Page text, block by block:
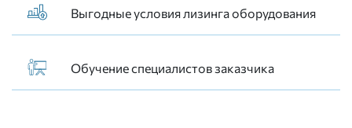
Выгодные условия лизинга оборудования
Обучение специалистов заказчика